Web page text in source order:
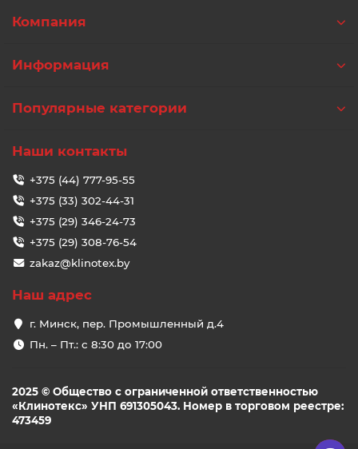
Компания
Информация
Популярные категории
Наши контакты
+375 (44) 777-95-55
+375 (33) 302-44-31
+375 (29) 346-24-73
+375 (29) 308-76-54
zakaz@klinotex.by
Наш адрес
г. Минск, пер. Промышленный д.4
Пн. – Пт.: с 8:30 до 17:00
2025 © Общество с ограниченной ответственностью
«Клинотекс» УНП 691305043. Номер в торговом реестре:
473459